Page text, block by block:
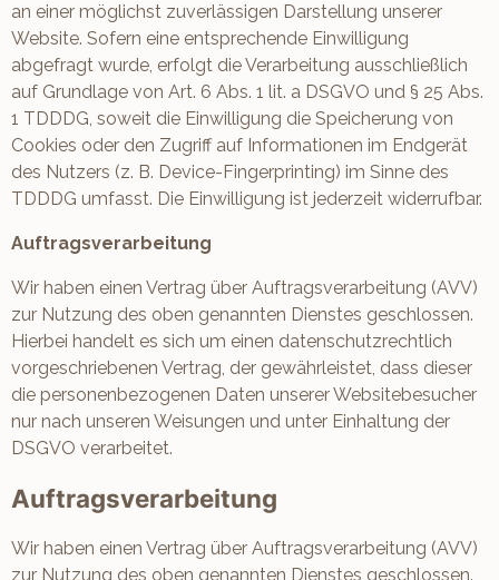
an einer möglichst zuverlässigen Darstellung unserer
Website. Sofern eine entsprechende Einwilligung
abgefragt wurde, erfolgt die Verarbeitung ausschließlich
auf Grundlage von Art. 6 Abs. 1 lit. a DSGVO und § 25 Abs.
1 TDDDG, soweit die Einwilligung die Speicherung von
Cookies oder den Zugriff auf Informationen im Endgerät
des Nutzers (z. B. Device-Fingerprinting) im Sinne des
TDDDG umfasst. Die Einwilligung ist jederzeit widerrufbar.
Auftragsverarbeitung
Wir haben einen Vertrag über Auftragsverarbeitung (AVV)
zur Nutzung des oben genannten Dienstes geschlossen.
Hierbei handelt es sich um einen datenschutzrechtlich
vorgeschriebenen Vertrag, der gewährleistet, dass dieser
die personenbezogenen Daten unserer Websitebesucher
nur nach unseren Weisungen und unter Einhaltung der
DSGVO verarbeitet.
Auftragsverarbeitung
Wir haben einen Vertrag über Auftragsverarbeitung (AVV)
zur Nutzung des oben genannten Dienstes geschlossen.